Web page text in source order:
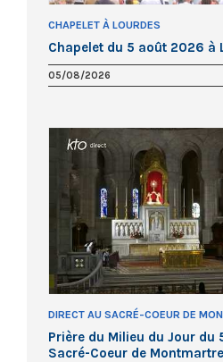
CHAPELET À LOURDES
Chapelet du 5 août 2026 à
05/08/2026
DIRECT AU SACRÉ-COEUR DE
Prière du Milieu du Jour du
Sacré-Coeur de Montmartre